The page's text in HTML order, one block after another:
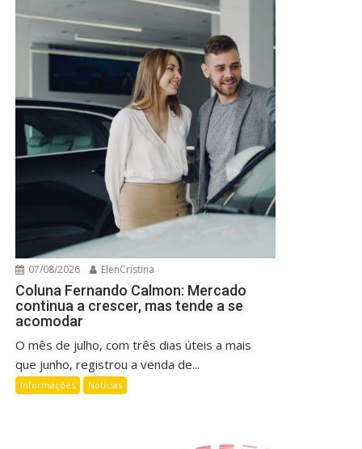
07/08/2026 ElenCristina
Coluna Fernando Calmon: Mercado
continua a crescer, mas tende a se
acomodar
O mês de julho, com três dias úteis a mais
que junho, registrou a venda de...
Informações Notícias